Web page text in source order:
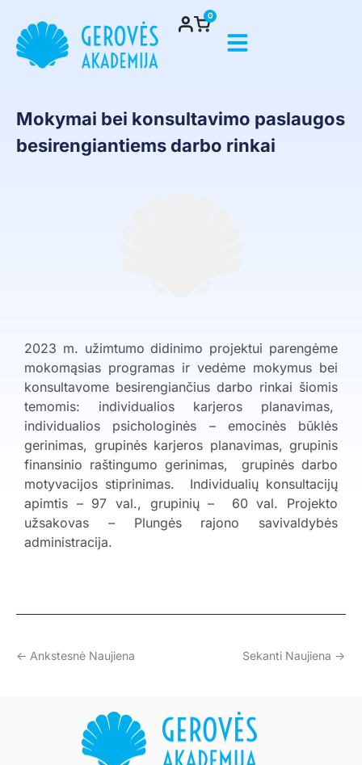
0
Mokymai bei konsultavimo paslaugos
besirengiantiems darbo rinkai
2023 m. užimtumo didinimo projektui parengėme
mokomąsias programas ir vedėme mokymus bei
konsultavome besirengiančius darbo rinkai šiomis
temomis: individualios karjeros planavimas,
individualios psichologinės – emocinės būklės
gerinimas, grupinės karjeros planavimas, grupinis
finansinio raštingumo gerinimas, grupinės darbo
motyvacijos stiprinimas. Individualių konsultacijų
apimtis – 97 val., grupinių – 60 val. Projekto
užsakovas – Plungės rajono savivaldybės
administracija.
<- Ankstesnė Naujiena Sekanti Naujiena ->